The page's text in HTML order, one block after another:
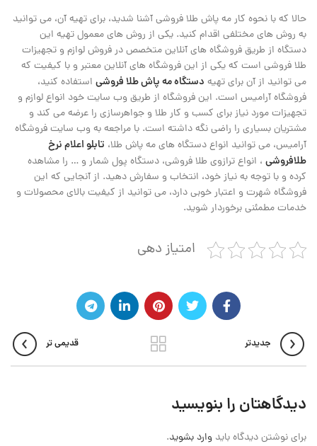
حالا که با نحوه کار مه پاش طلا فروشی آشنا شدید، برای تهیه آن، می ‌توانید
به روش‌ های مختلفی اقدام کنید. یکی از روش‌ های معمول تهیه این
دستگاه از طریق فروشگاه‌ های آنلاین متخصص در فروش لوازم و تجهیزات
طلا فروشی است که یکی از این فروشگاه‌ های آنلاین معتبر و با کیفیت که
می ‌توانید از آن برای تهیه دستگاه مه‌ پاش طلا فروشی استفاده کنید،
فروشگاه آرامیس است. این فروشگاه از طریق وب‌ سایت خود انواع لوازم و
تجهیزات مورد نیاز برای کسب و کار طلا و جواهرسازی را عرضه می ‌کند و
مشتریان بسیاری را راضی نگه داشته است. با مراجعه به وب ‌سایت فروشگاه
آرامیس، می ‌توانید انواع دستگاه ‌های مه ‌پاش طلا، تابلو اعلام نرخ
طلافروشی ، انواع ترازوی طلا فروشی، دستگاه پول شمار و … را مشاهده
کرده و با توجه به نیاز خود، انتخاب و سفارش دهید. از آنجایی که این
فروشگاه شهرت و اعتبار خوبی دارد، می‌ توانید از کیفیت بالای محصولات و
خدمات مطمئنی برخوردار شوید.
امتیاز دهی
جدیدتر قدیمی تر
دیدگاهتان را بنویسید
برای نوشتن دیدگاه باید وارد بشوید.